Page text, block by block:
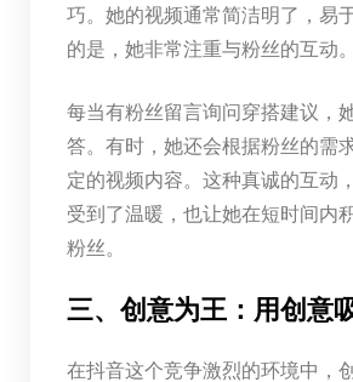
巧。她的视频通常简洁明了，易
的是，她非常注重与粉丝的互动。
每当有粉丝留言询问穿搭建议，
答。有时，她还会根据粉丝的需
定的视频内容。这种真诚的互动
受到了温暖，也让她在短时间内
粉丝。
三、创意为王：用创意
在抖音这个竞争激烈的环境中，